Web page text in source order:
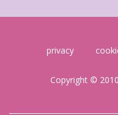
privacy
Copyright ©